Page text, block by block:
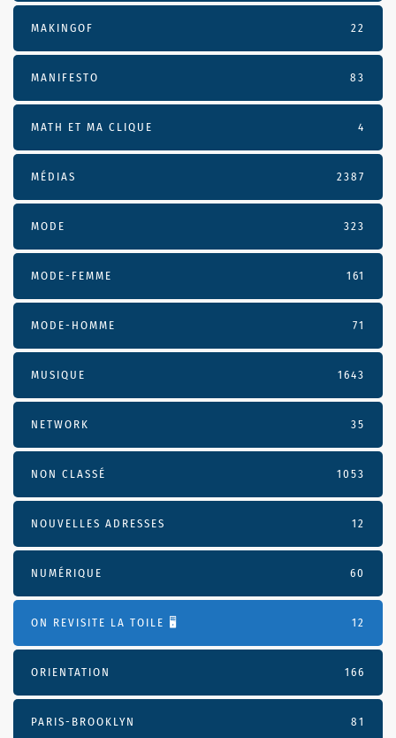
MAKINGOF 22
MANIFESTO 83
MATH ET MA CLIQUE 4
MÉDIAS 2387
MODE 323
MODE-FEMME 161
MODE-HOMME 71
MUSIQUE 1643
NETWORK 35
NON CLASSÉ 1053
NOUVELLES ADRESSES 12
NUMÉRIQUE 60
ON REVISITE LA TOILE 🖥️ 12
ORIENTATION 166
PARIS-BROOKLYN 81